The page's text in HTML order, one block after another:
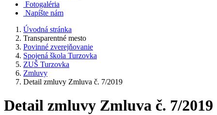
Fotogaléria
Napíšte nám
Úvodná stránka
Transparentné mesto
Povinné zverejňovanie
Spojená škola Turzovka
ZUŠ Turzovka
Zmluvy
Detail zmluvy Zmluva č. 7/2019
Detail zmluvy Zmluva č. 7/2019